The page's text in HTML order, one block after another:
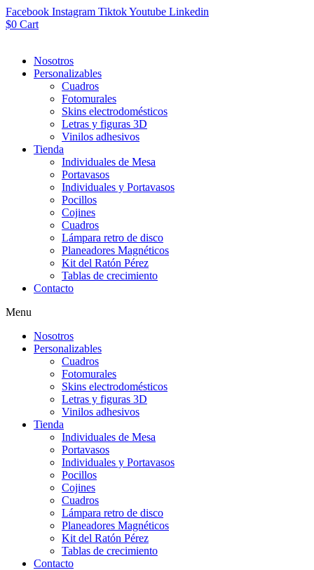
Facebook Instagram TiktokYoutube Linkedin
$0 Cart
Nosotros
Personalizables
Cuadros
Fotomurales
Skins electrodomésticos
Letras y figuras 3D
Vinilos adhesivos
Tienda
Individuales de Mesa
Portavasos
Individuales y Portavasos
Pocillos
Cojines
Cuadros
Lámpara retro de disco
Planeadores Magnéticos
Kit del Ratón Pérez
Tablas de crecimiento
Contacto
Menu
Nosotros
Personalizables
Cuadros
Fotomurales
Skins electrodomésticos
Letras y figuras 3D
Vinilos adhesivos
Tienda
Individuales de Mesa
Portavasos
Individuales y Portavasos
Pocillos
Cojines
Cuadros
Lámpara retro de disco
Planeadores Magnéticos
Kit del Ratón Pérez
Tablas de crecimiento
Contacto